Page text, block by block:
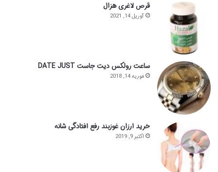
قرص لاغری هزال
آوریل 14, 2021
ساعت رولکس دیت جاست DATE JUST
فوریه 14, 2018
خرید ارزان غوزبند رفع افتادگی شانه
اکتبر 9, 2019